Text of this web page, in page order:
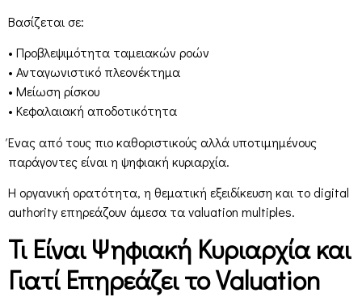
Βασίζεται σε:
• Προβλεψιμότητα ταμειακών ροών
• Ανταγωνιστικό πλεονέκτημα
• Μείωση ρίσκου
• Κεφαλαιακή αποδοτικότητα
Ένας από τους πιο καθοριστικούς αλλά υποτιμημένους
παράγοντες είναι η ψηφιακή κυριαρχία.
Η οργανική ορατότητα, η θεματική εξειδίκευση και το digital
authority επηρεάζουν άμεσα τα valuation multiples.
Τι Είναι Ψηφιακή Κυριαρχία και
Γιατί Επηρεάζει το Valuation